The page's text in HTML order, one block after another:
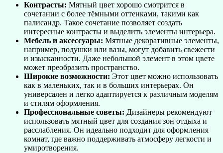
Контрасты: Мятный цвет хорошо смотрится в
сочетании с более тёмными оттенками, такими как
палисандр. Такое сочетание позволяет создать
интересные контрасты и выделить элементы интерьера.
Мебель и аксессуары: Мятные декоративные элементы,
например, подушки или вазы, могут добавить свежести
и изысканности. Даже небольшой элемент в этом цвете
может преобразить пространство.
Широкие возможности: Этот цвет можно использовать
как в маленьких, так и в больших интерьерах. Он
универсален и легко адаптируется к различным моделям
и стилям оформления.
Профессиональные советы: Дизайнеры рекомендуют
использовать мятный цвет для создания зон отдыха и
расслабления. Он идеально подходит для оформления
комнат, где важно поддерживать атмосферу легкости и
умиротворения.